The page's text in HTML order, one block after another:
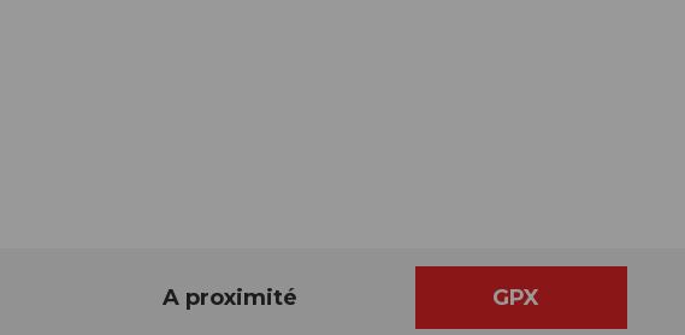
A proximité GPX